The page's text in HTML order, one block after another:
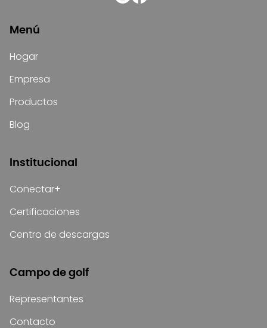
Menú
Hogar
Empresa
Productos
Blog
Institucional
Conectar+
Certificaciones
Centro de descargas
Campo de golf
Representantes
Contacto